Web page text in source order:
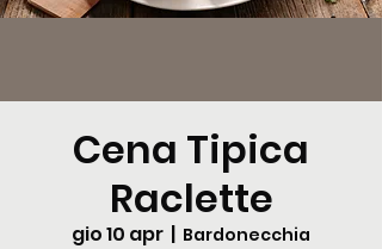
Cena Tipica
Raclette
gio 10 apr
  |
Bardonecchia